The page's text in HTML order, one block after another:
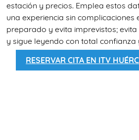
estación y precios. Emplea estos
una experiencia sin complicaciones
preparado y evita imprevistos;
y sigue leyendo con total confianza
RESERVAR CITA EN ITV